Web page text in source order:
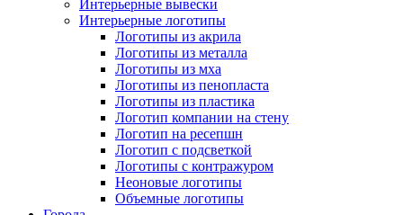
Интерьерные вывески
Интерьерные логотипы
Логотипы из акрила
Логотипы из металла
Логотипы из мха
Логотипы из пенопласта
Логотипы из пластика
Логотип компании на стену
Логотип на ресепшн
Логотип с подсветкой
Логотипы с контражуром
Неоновые логотипы
Объемные логотипы